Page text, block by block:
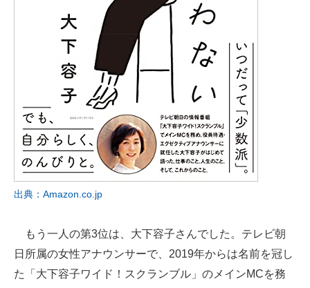
出典：Amazon.co.jp
もう一人の第3位は、大下容子さんでした。テレビ朝
日所属の女性アナウンサーで、2019年からは名前を冠し
た「大下容子ワイド！スクランブル」のメインMCを務